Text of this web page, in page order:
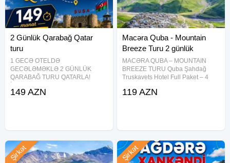
2 Günlük Qarabağ Qatar
turu
1 GECƏ OTELDƏ
GECƏLƏMƏKLƏ 2 GÜNLÜK
QARABAĞ TURU QATARLA!
müasir oturacaq tipli sürərtli
149 AZN
Macəra Quba - Mountain
Breeze Turu 2 günlük
MACƏRA QUBA – MOUNTAIN
BREEZE TURU Quba Şahdağ
Truskavets Hotel Full Paket – 4
━━━━━━━━━━━━━━ Tarixlər: 08-09
119 AZN
Şirkət Şirkət